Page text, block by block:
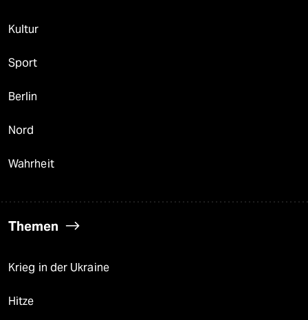
Kultur
Sport
Berlin
Nord
Wahrheit
Themen
Krieg in der Ukraine
Hitze